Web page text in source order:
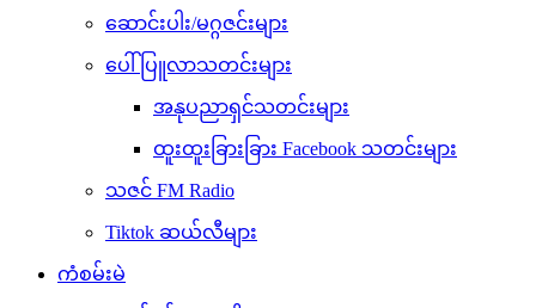
ဆောင်းပါး/မဂ္ဂဇင်းများ
ပေါ်ပြူလာသတင်းများ
အနုပညာရှင်သတင်းများ
ထူးထူးခြားခြား Facebook သတင်းများ
သဇင် FM Radio
Tiktok ဆယ်လီများ
ကံစမ်းမဲ